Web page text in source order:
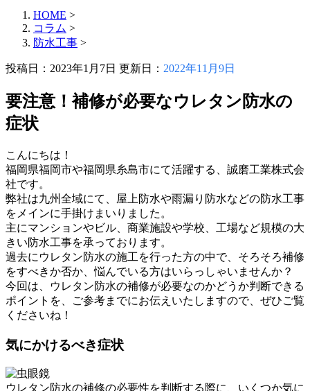
HOME >
コラム >
防水工事 >
投稿日：2023年1月7日 更新日： 2022年11月9日
要注意！補修が必要なウレタン防水の
症状
こんにちは！
福岡県福岡市や福岡県糸島市にて活躍する、誠磨工業株式会
社です。
弊社は九州全域にて、屋上防水や雨漏り防水などの防水工事
をメインに手掛けまいりました。
主にマンションやビル、商業施設や学校、工場など規模の大
きい防水工事を承っております。
過去にウレタン防水の施工を行った方の中で、そろそろ補修
をすべきか否か、悩んでいる方はいらっしゃいませんか？
今回は、ウレタン防水の補修が必要なのかどうか判断できる
ポイントを、ご参考までにお伝えいたしますので、ぜひご覧
くださいね！
気にかけるべき症状
ウレタン防水の補修の必要性を判断する際に、いくつか気に